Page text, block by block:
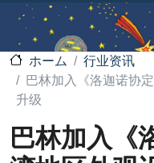
ホーム
行业资讯
巴林加入《洛迦诺协
升级
巴林加入《